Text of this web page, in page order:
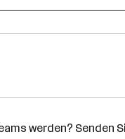
werden? Senden